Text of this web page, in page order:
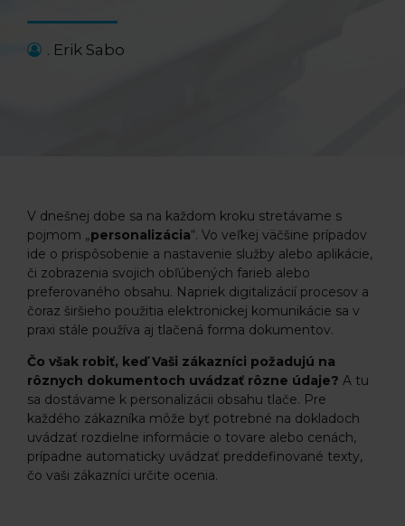
. Erik Sabo
V dnešnej dobe sa na každom kroku stretávame s
pojmom „personalizácia“. Vo veľkej väčšine prípadov
ide o prispôsobenie a nastavenie služby alebo aplikácie,
či zobrazenia svojich obľúbených farieb alebo
preferovaného obsahu. Napriek digitalizácií procesov a
čoraz širšieho použitia elektronickej komunikácie sa v
praxi stále používa aj tlačená forma dokumentov.
Čo však robiť, keď Vaši zákazníci požadujú na
rôznych dokumentoch uvádzať rôzne údaje? A tu
sa dostávame k personalizácii obsahu tlače. Pre
každého zákazníka môže byť potrebné na dokladoch
uvádzať rozdielne informácie o tovare alebo cenách,
prípadne automaticky uvádzať preddefinované texty,
čo vaši zákazníci určite ocenia.